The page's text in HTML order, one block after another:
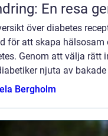
En resa
över diabetes
för att skapa hälsosam
Genom att välja rätt
njuta av bakade
Bergholm